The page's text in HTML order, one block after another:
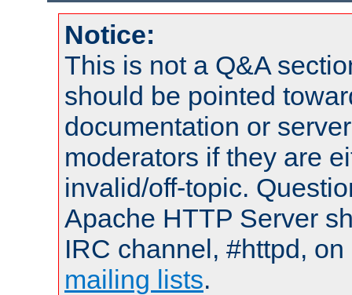
Notice:
This is not a Q&A
should be pointed
documentation or
moderators if they are
invalid/off-topic.
Apache HTTP Server
IRC channel, #httpd,
mailing lists.